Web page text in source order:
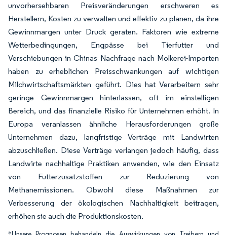
unvorhersehbaren Preisveränderungen erschweren es
Herstellern, Kosten zu verwalten und effektiv zu planen, da ihre
Gewinnmargen unter Druck geraten. Faktoren wie extreme
Wetterbedingungen, Engpässe bei Tierfutter und
Verschiebungen in Chinas Nachfrage nach Molkerei-Importen
haben zu erheblichen Preisschwankungen auf wichtigen
Milchwirtschaftsmärkten geführt. Dies hat Verarbeitern sehr
geringe Gewinnmargen hinterlassen, oft im einstelligen
Bereich, und das finanzielle Risiko für Unternehmen erhöht. In
Europa veranlassen ähnliche Herausforderungen große
Unternehmen dazu, langfristige Verträge mit Landwirten
abzuschließen. Diese Verträge verlangen jedoch häufig, dass
Landwirte nachhaltige Praktiken anwenden, wie den Einsatz
von Futterzusatzstoffen zur Reduzierung von
Methanemissionen. Obwohl diese Maßnahmen zur
Verbesserung der ökologischen Nachhaltigkeit beitragen,
erhöhen sie auch die Produktionskosten.